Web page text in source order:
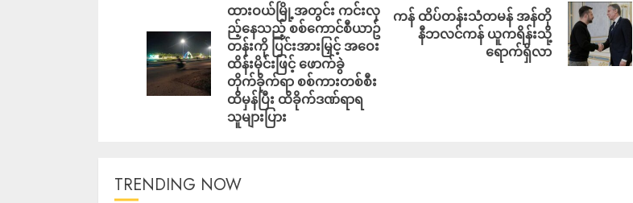
ထားဝယ်မြို့အတွင်း ကင်းလှ
ည့်နေသည့် စစ်ကောင်စီယာဥ်
တန်းကို ပြင်းအားမြှင့် အဝေး
ထိန်းမိုင်းဖြင့် ဖောက်ခွဲ
တိုက်ခိုက်ရာ စစ်ကားတစ်စီး
ထိမှန်ပြီး ထိခိုက်ဒဏ်ရာရ
သူများပြား
ကန် ထိပ်တန်းသံတမန် အန်တို
နီဘလင်ကန် ယူကရိန်းသို့
ရောက်ရှိလာ
TRENDING NOW